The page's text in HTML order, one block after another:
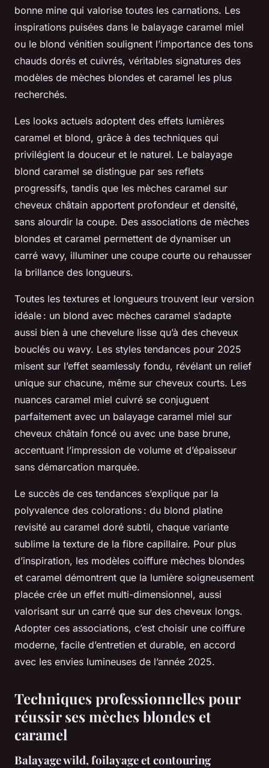
bonne mine qui valorise toutes les carnations. Les
inspirations puisées dans le balayage caramel miel
ou le blond vénitien soulignent l’importance des tons
chauds dorés et cuivrés, véritables signatures des
modèles de mèches blondes et caramel les plus
recherchés.
Les looks actuels adoptent des effets lumières
caramel et blond, grâce à des techniques qui
privilégient la douceur et le naturel. Le balayage
blond caramel se distingue par ses reflets
progressifs, tandis que les mèches caramel sur
cheveux châtain apportent profondeur et densité,
sans alourdir la coupe. Des associations de mèches
blondes et caramel permettent de dynamiser un
carré wavy, illuminer une coupe courte ou rehausser
la brillance des longueurs.
Toutes les textures et longueurs trouvent leur version
idéale : un blond avec mèches caramel s’adapte
aussi bien à une chevelure lisse qu’à des cheveux
bouclés ou wavy. Les styles tendances pour 2025
misent sur l’effet seamlessly fondu, révélant un relief
unique sur chacune, même sur cheveux courts. Les
nuances caramel miel cuivré se conjuguent
parfaitement avec un balayage caramel miel sur
cheveux châtain foncé ou avec une base brune,
accentuant l’impression de volume et d’épaisseur
sans démarcation marquée.
Le succès de ces tendances s’explique par la
polyvalence des colorations : du blond platine
revisité au caramel doré subtil, chaque variante
sublime la texture de la fibre capillaire. Pour plus
d’inspiration, les modèles coiffure mèches blondes
et caramel démontrent que la lumière soigneusement
placée crée un effet multi-dimensionnel, aussi
valorisant sur un carré que sur des cheveux longs.
Adopter ces associations, c’est choisir une coiffure
moderne, facile d’entretien et durable, en accord
avec les envies lumineuses de l’année 2025.
Techniques professionnelles pour
réussir ses mèches blondes et
caramel
Balayage wild, foilayage et contouring